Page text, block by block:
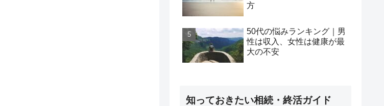
方
50代の悩みランキング｜男
性は収入、女性は健康が最
大の不安
知っておきたい相続・終活ガイド